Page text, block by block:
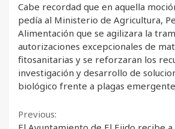
Cabe recordad que en aquella
pedía al Ministerio de Agricultura,
Alimentación que se agilizara la
autorizaciones excepcionales de
fitosanitarias y se reforzaran los
investigación y desarrollo de
biológico frente a plagas
Continue
Previous: